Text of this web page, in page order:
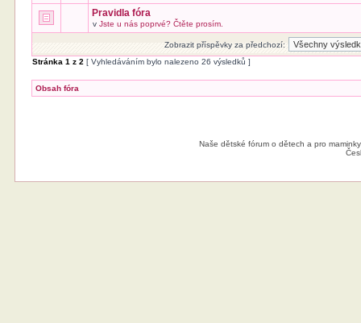
Pravidla fóra
vJste u nás poprvé? Čtěte prosím.
Zobrazit příspěvky za předchozí:
Stránka1 z2 [ Vyhledáváním bylo nalezeno 26 výsledků ]
Obsah fóra
Naše dětské fórum o dětech a pro